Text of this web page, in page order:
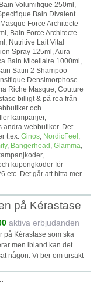
Volumifique 250ml,
Bain Divalent
Force Architecte
Bain Force Architecte
Nutritive Lait Vital
Spray 125ml, Aura
Bain Micellaire 1000ml,
Satin 2 Shampoo
Densimorphose
Riche Masque, Couture
billigt & på rea från
och
kampanjer,
andra webbutiker. Det
t.ex. Ginos, NordicFeel ,
, Bangerhead , Glamma,
kupongkoder för
etc. Det går att hitta mer
på Kérastase
aktiva erbjudanden
på Kérastase som ska
men ibland kan det
någon. Vi ber om ursäkt